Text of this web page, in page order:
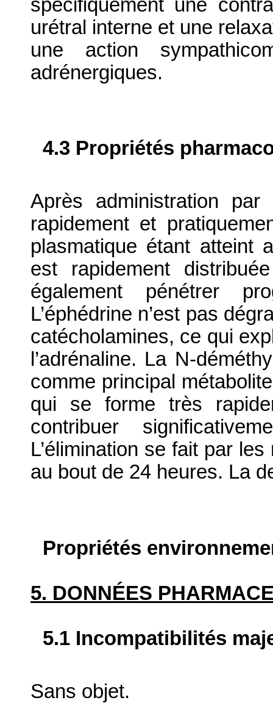
spécifiquement une
urétral interne et une
une action
adrénergiques.
4.3 Propriétés
Après administration
rapidement et
plasmatique étant atteint
est rapidement
également pénétrer
L’éphédrine n’est pas
catécholamines, ce qui
l’adrénaline. La N-
comme principal
qui se forme très
contribuer
L’élimination se fait par
au bout de 24 heures. La
Propriétés
5. DONNÉES
5.1 Incompatibilités
Sans objet.